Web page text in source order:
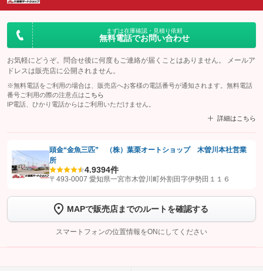
まずは在庫確認・見積り依頼
無料電話でお問い合わせ
お気軽にどうぞ。問合せ後に何度もご連絡が届くことはありません。 メールア
ドレスは販売店に公開されません。
※無料電話をご利用の場合は、販売店へお客様の電話番号が通知されます。無料電話
番号ご利用の際の注意点は こちら
IP電話、ひかり電話からはご利用いただけません。
詳細はこちら
【STEP1】認証画面でグーネットを友だち追加してから「許可する」ボタンを押
します
【STEP2】 トーク画面で
完了してください。
こちら
頭金“金魚三匹” （株）葉栗オートショップ 木曽川本社営業
所
4.9394件
〒493-0007 愛知県一宮市木曽川町外割田字伊勢田１１６
MAPで販売店までのルートを確認する
スマートフォンの位置情報をONにしてください